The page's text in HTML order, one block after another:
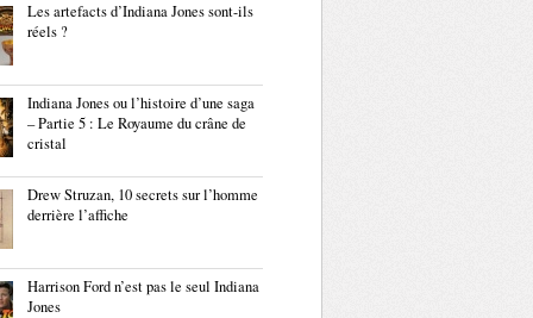
Les artefacts d’Indiana Jones sont-ils
réels ?
Indiana Jones ou l’histoire d’une saga
– Partie 5 : Le Royaume du crâne de
cristal
Drew Struzan, 10 secrets sur l’homme
derrière l’affiche
Harrison Ford n’est pas le seul Indiana
Jones